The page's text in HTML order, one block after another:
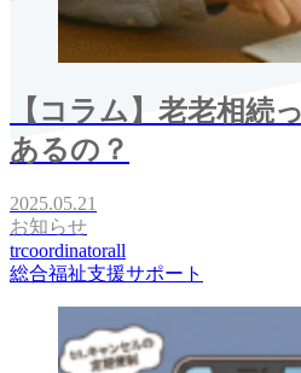
【コラム】老老相続
あるの？
2025.05.21
お知らせ
trcoordinatorall
総合福祉支援サポート